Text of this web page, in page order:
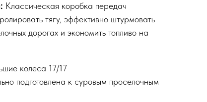
Классическая коробка передач
тягу, эффективно штурмовать
дорогах и экономить топливо на
колеса 17/17
подготовлена к суровым проселочным